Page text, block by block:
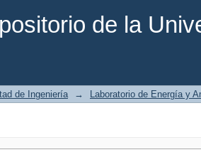
de la
de Ingeniería → Laboratorio de Energía y